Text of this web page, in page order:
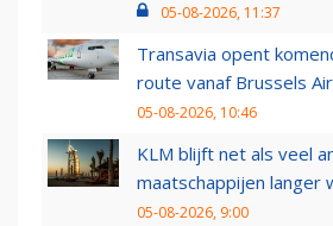
05-08-2026, 11:37
Transavia opent
route vanaf Brussels
05-08-2026, 10:46
KLM blijft net als veel
maatschappijen langer
05-08-2026, 9:00